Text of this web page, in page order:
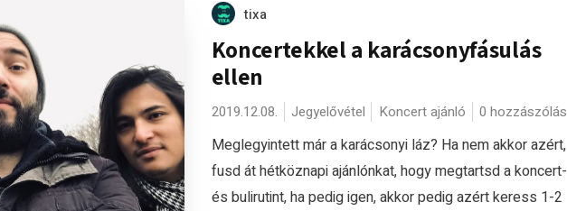
tixa
Koncertekkel a karácsonyfásulás
ellen
2019.12.08. Jegyelővétel Koncert ajánló 0 hozzászólás
Meglegyintett már a karácsonyi láz? Ha nem akkor azért,
fusd át hétköznapi ajánlónkat, hogy megtartsd a koncert-
és bulirutint, ha pedig igen, akkor pedig azért keress 1-2